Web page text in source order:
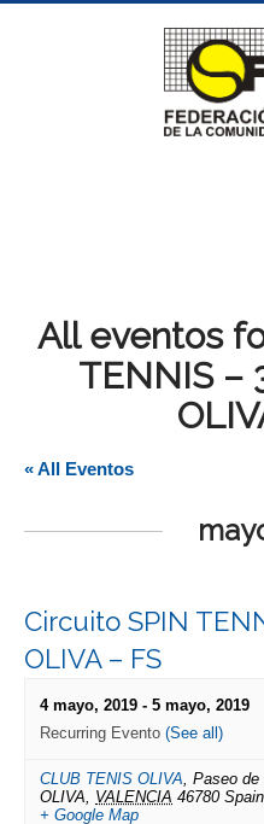
All eventos
TENNIS –
« All Eventos
Circuito SPIN
OLIVA – FS
4 mayo, 2019 - 5 mayo, 2019
Recurring Evento (See all)
CLUB TENIS OLIVA, Paseo de
OLIVA, VALENCIA 46780 Spain
+ Google Map